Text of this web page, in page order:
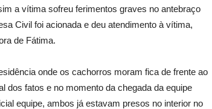
a vítima sofreu ferimentos graves no antebraço
Civil foi acionada e deu atendimento à vítima,
de Fátima.
onde os cachorros moram fica de frente ao
dos fatos e no momento da chegada da equipe
equipe, ambos já estavam presos no interior no